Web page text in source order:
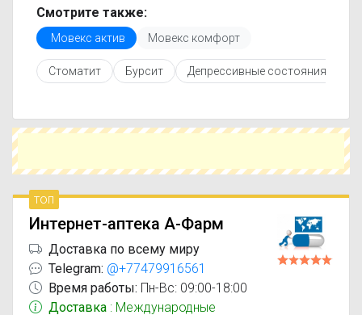
только актуальные данные.
Перед покупкой рекомендуется ознакомиться с
инструкцией по применению, показаниями и
противопоказаниями. При необходимости вы
можете подобрать аналоги Мовекс актив с
Чтобы купить Мовекс актив в ближайшей
аптеке, укажите свой город и сравните
и выбрать оптимальный вариант по цене и
наличию.
Смотрите также:
Мовекс актив Мовекс комфорт
Стоматит Бурсит Депрессивные состояния
топ
Интернет-аптека А-Фарм
Доставка по всему миру
Telegram: @+77479916561
Время работы: Пн-Вс: 09:00-18:00
Доставка : Международные